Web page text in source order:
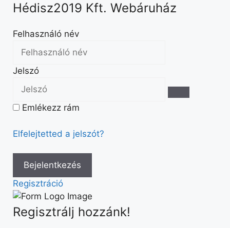
Hédisz2019 Kft. Webáruház
Felhasználó név
Jelszó
Emlékezz rám
Elfelejtetted a jelszót?
Regisztráció
Regisztrálj hozzánk!